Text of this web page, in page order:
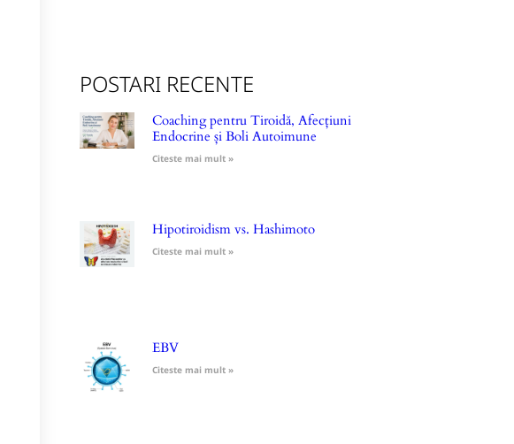
POSTARI RECENTE
Coaching pentru Tiroidă, Afecțiuni
Endocrine și Boli Autoimune
Citeste mai mult »
Hipotiroidism vs. Hashimoto
Citeste mai mult »
EBV
Citeste mai mult »